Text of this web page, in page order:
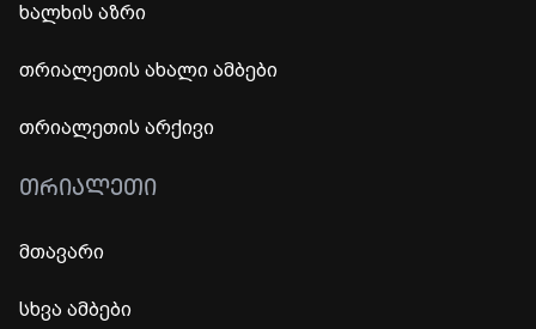
ხალხის აზრი
თრიალეთის ახალი ამბები
თრიალეთის არქივი
ᲗᲠᲘᲐᲚᲔᲗᲘ
მთავარი
სხვა ამბები